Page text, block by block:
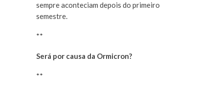
sempre aconteciam depois do primeiro
semestre.
**
Será por causa da Ormicron?
**